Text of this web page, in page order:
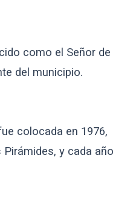
como el Señor de
del municipio.
colocada en 1976,
y cada año